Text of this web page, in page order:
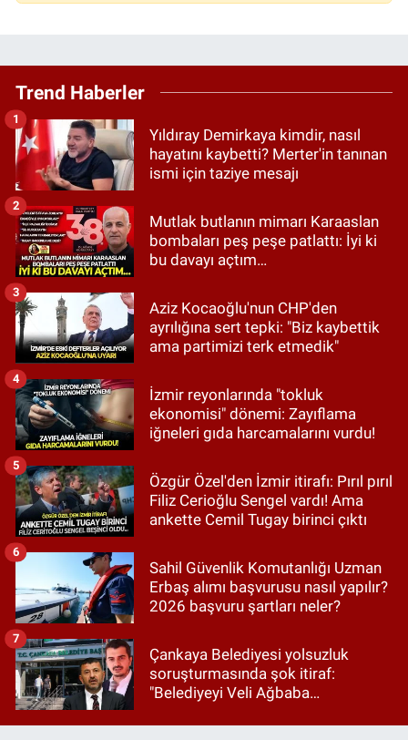
Trend Haberler
Yıldıray Demirkaya kimdir, nasıl
hayatını kaybetti? Merter'in tanınan
ismi için taziye mesajı
1
Mutlak butlanın mimarı Karaaslan
bombaları peş peşe patlattı: İyi ki
bu davayı açtım…
2
Aziz Kocaoğlu'nun CHP'den
ayrılığına sert tepki: "Biz kaybettik
ama partimizi terk etmedik"
3
İzmir reyonlarında "tokluk
ekonomisi" dönemi: Zayıflama
iğneleri gıda harcamalarını vurdu!
4
Özgür Özel'den İzmir itirafı: Pırıl pırıl
Filiz Cerioğlu Sengel vardı! Ama
ankette Cemil Tugay birinci çıktı
5
Sahil Güvenlik Komutanlığı Uzman
Erbaş alımı başvurusu nasıl yapılır?
2026 başvuru şartları neler?
6
Çankaya Belediyesi yolsuzluk
soruşturmasında şok itiraf:
"Belediyeyi Veli Ağbaba
7